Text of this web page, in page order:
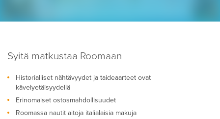
Syitä matkustaa Roomaan
Historialliset nähtävyydet ja taideaarteet ovat
kävelyetäisyydellä
Erinomaiset ostosmahdollisuudet
Roomassa nautit aitoja italialaisia makuja